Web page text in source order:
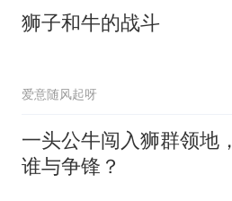
狮子和牛的战斗
爱意随风起呀
一头公牛闯入狮群领地，
谁与争锋？